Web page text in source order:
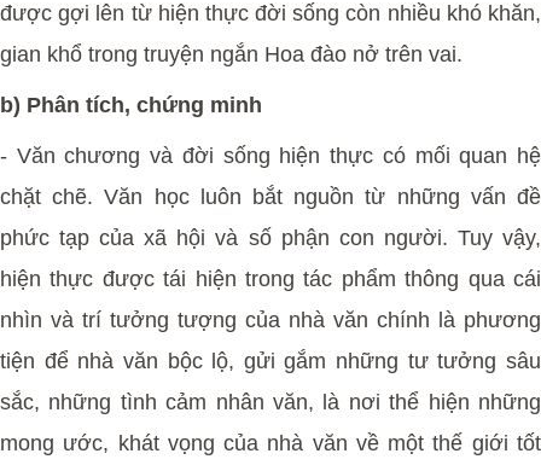
được gợi lên từ hiện thực đời sống còn nhiều khó khăn,
gian khổ trong truyện ngắn Hoa đào nở trên vai.
b) Phân tích, chứng minh
- Văn chương và đời sống hiện thực có mối quan hệ
chặt chẽ. Văn học luôn bắt nguồn từ những vấn đề
phức tạp của xã hội và số phận con người. Tuy vậy,
hiện thực được tái hiện trong tác phẩm thông qua cái
nhìn và trí tưởng tượng của nhà văn chính là phương
tiện để nhà văn bộc lộ, gửi gắm những tư tưởng sâu
sắc, những tình cảm nhân văn, là nơi thể hiện những
mong ước, khát vọng của nhà văn về một thế giới tốt